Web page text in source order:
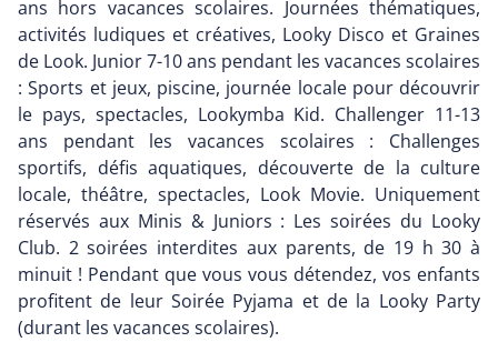
ans hors vacances scolaires. Journées thématiques,
activités ludiques et créatives, Looky Disco et Graines
de Look. Junior 7-10 ans pendant les vacances scolaires
: Sports et jeux, piscine, journée locale pour découvrir
le pays, spectacles, Lookymba Kid. Challenger 11-13
ans pendant les vacances scolaires : Challenges
sportifs, défis aquatiques, découverte de la culture
locale, théâtre, spectacles, Look Movie. Uniquement
réservés aux Minis & Juniors : Les soirées du Looky
Club. 2 soirées interdites aux parents, de 19 h 30 à
minuit ! Pendant que vous vous détendez, vos enfants
profitent de leur Soirée Pyjama et de la Looky Party
(durant les vacances scolaires).